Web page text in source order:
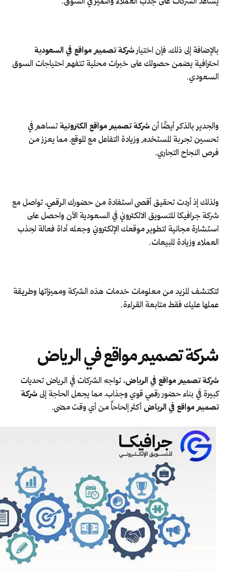
بالإضافة إلى ذلك، فإن اختيارشركة تصميم مواقع في السعودية
احترافية يضمن حصولك على خبرات محلية تتفهم احتياجات السوق
السعودي.
والجدير بالذكر أيضًا أنشركة تصميم مواقع الكترونية تساهم في
تحسين تجربة المستخدم وزيادة التفاعل مع الموقع، مما يعزز من
فرص النجاح التجاري.
ولذلك إذ أردت تحقيق أقصى استفادة من حضورك الرقمي، تواصل مع
شركة جرافيكا للتسويق الالكتروني في السعودية الآن واحصل على
استشارة مجانية لتطوير موقعك الإلكتروني وجعله أداة فعالة لجذب
العملاء وزيادة المبيعات.
لتكتشف المزيد من معلومات خدمات هذه الشركة ومميزاتها وطريقة
عملها عليك فقط متابعة القراءة.
شركة تصميم مواقع في الرياض
شركة تصميم مواقع في الرياض، تواجه الشركات في الرياض تحديات
كبيرة في بناء حضور رقمي قوي وجذاب، مما يجعل الحاجة إلى شركة
تصميم مواقع في الرياض أكثر إلحاحاً من أي وقت مضى.